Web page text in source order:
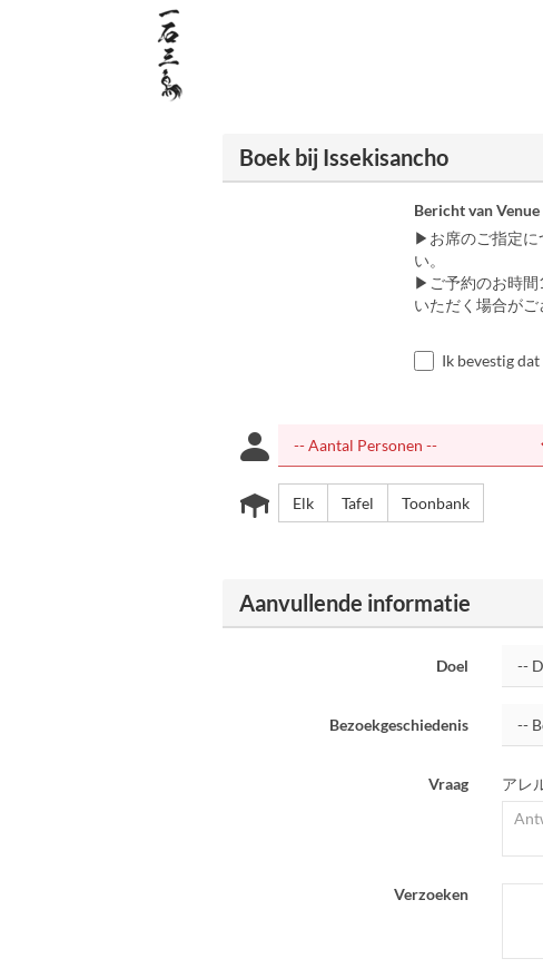
Boek bij Issekisancho
Bericht van Venue
▶お席のご指定に
い。
▶ご予約のお時間
いただく場合がご
Ik bevestig
Elk Tafel Toonbank
Aanvullende informatie
Doel
Bezoekgeschiedenis
Vraag アレ
Verzoeken